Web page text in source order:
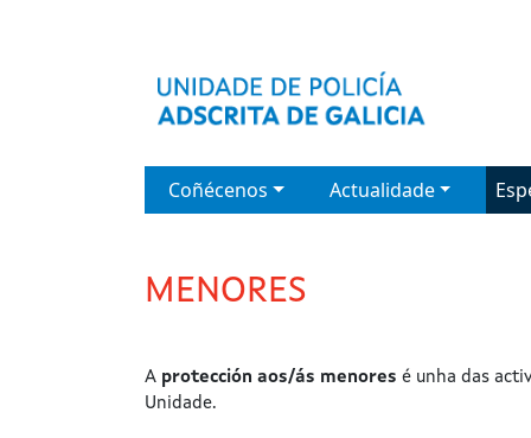
Menú principal
Coñécenos Actualidade
MENORES
A protección aos/ás menores é unha das
Unidade.